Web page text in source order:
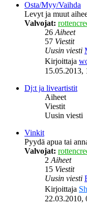
Osta/Myy/Vaihda
Levyt ja muut
Valvojat:
26Aiheet
57 Viestit
Uusin viesti
Kirjoittaja
15.05.2013,
Dj:t ja liveartistit
Aiheet
Viestit
Uusin viesti
Vinkit
Pyydä apua tai
Valvojat:
2Aiheet
15 Viestit
Uusin viesti
Kirjoittaja
22.03.2010,